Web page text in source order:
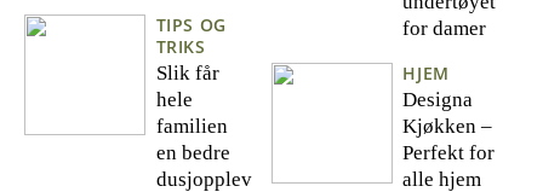
TIPS OG
TRIKS
Slik får
hele
familien
en bedre
dusjopplev
for damer
HJEM
Designa
Kjøkken –
Perfekt for
alle hjem